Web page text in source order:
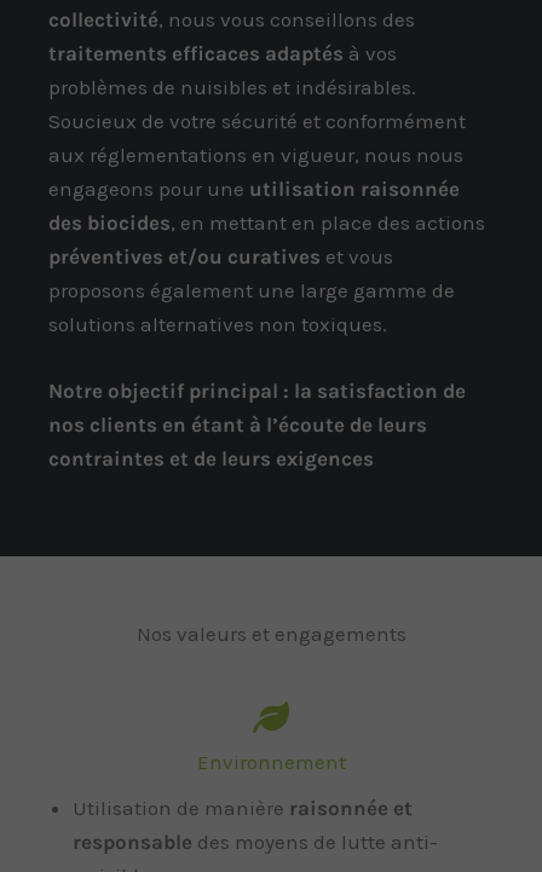
collectivité, nous vous conseillons des
traitements efficaces adaptés à vos
problèmes de nuisibles et indésirables.
Soucieux de votre sécurité et conformément
aux réglementations en vigueur, nous nous
engageons pour une utilisation raisonnée
des biocides, en mettant en place des actions
préventives et/ou curatives et vous
proposons également une large gamme de
solutions alternatives non toxiques.
Notre objectif principal : la satisfaction de
nos clients en étant à l’écoute de leurs
contraintes et de leurs exigences
Nos valeurs et engagements
Environnement
Utilisation de manière raisonnée et
responsable des moyens de lutte anti-